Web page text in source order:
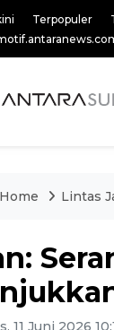
Terpopuler
Home Lintas
11 Juni 2026